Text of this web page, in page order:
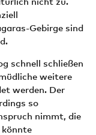
Gebirge sind
schnell schließen
weitere
werden. Der
so
nimmt, die